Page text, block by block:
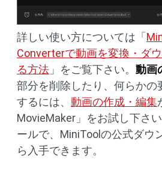
詳しい使い方については「
Converterで動画を変換・ダ
る方法 」をご覧下さい。 動画
部分を削除したり、何らかの
するには、 動画の作成・編集
MovieMaker」をお試し下さ
ールで、MiniToolの公式ダウ
ら入手できます。